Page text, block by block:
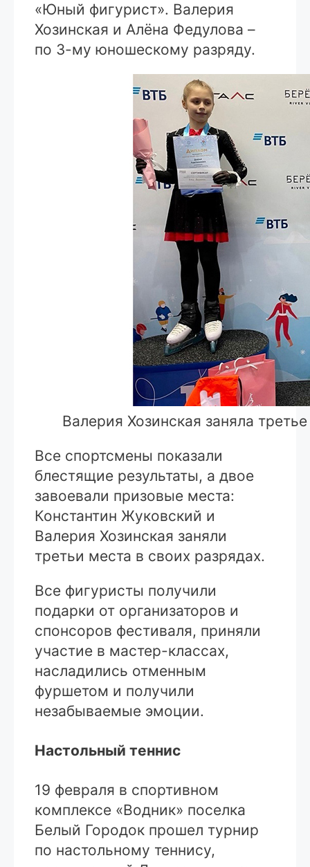
«Юный фигурист». Валерия
Хозинская и Алёна Федулова –
по 3-му юношескому разряду.
Валерия Хозинская заняла
Все спортсмены показали
блестящие результаты, а двое
завоевали призовые места:
Константин Жуковский и
Валерия Хозинская заняли
третьи места в своих разрядах.
Все фигуристы получили
подарки от организаторов и
спонсоров фестиваля, приняли
участие в мастер-классах,
насладились отменным
фуршетом и получили
незабываемые эмоции.
Настольный теннис
19 февраля в спортивном
комплексе «Водник» поселка
Белый Городок прошел турнир
по настольному теннису,